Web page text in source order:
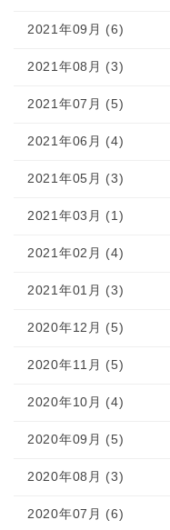
2021年09月 (6)
2021年08月 (3)
2021年07月 (5)
2021年06月 (4)
2021年05月 (3)
2021年03月 (1)
2021年02月 (4)
2021年01月 (3)
2020年12月 (5)
2020年11月 (5)
2020年10月 (4)
2020年09月 (5)
2020年08月 (3)
2020年07月 (6)